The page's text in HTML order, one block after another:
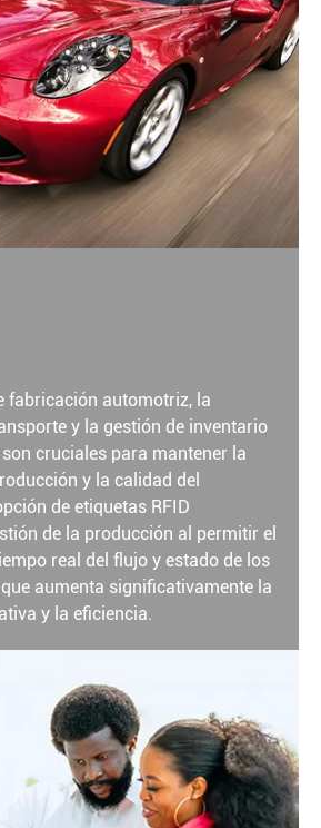
fabricación automotriz, la
y la gestión de inventario
cruciales para mantener la
y la calidad del
de etiquetas RFID
de la producción al permitir el
real del flujo y estado de los
aumenta significativamente la
y la eficiencia.